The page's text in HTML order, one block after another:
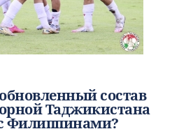
состав
Таджикистана
Филиппинами?